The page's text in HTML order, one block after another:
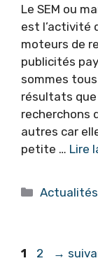
Le SEM ou
est l’activité
moteurs de
publicités
sommes
résultats que
recherchons
autres car
petite … Lire
Catégories
Actualités
Page
1 Page
2 →